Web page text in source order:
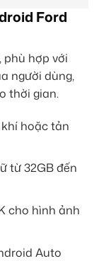
Ford
phù hợp với
người dùng,
thời gian.
hoặc tản
từ 32GB đến
cho hình ảnh
Auto